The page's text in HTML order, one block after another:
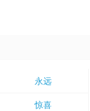
永远
惊喜